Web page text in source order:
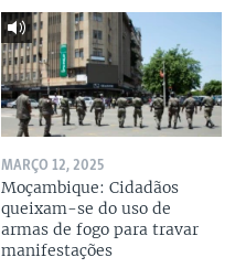
MARÇO 12, 2025
Moçambique: Cidadãos
queixam-se do uso de
armas de fogo para travar
manifestações